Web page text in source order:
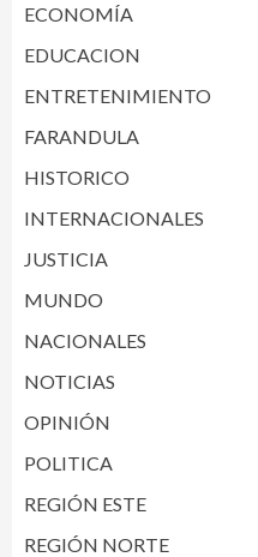
ECONOMÍA
EDUCACION
ENTRETENIMIENTO
FARANDULA
HISTORICO
INTERNACIONALES
JUSTICIA
MUNDO
NACIONALES
NOTICIAS
OPINIÓN
POLITICA
REGIÓN ESTE
REGIÓN NORTE